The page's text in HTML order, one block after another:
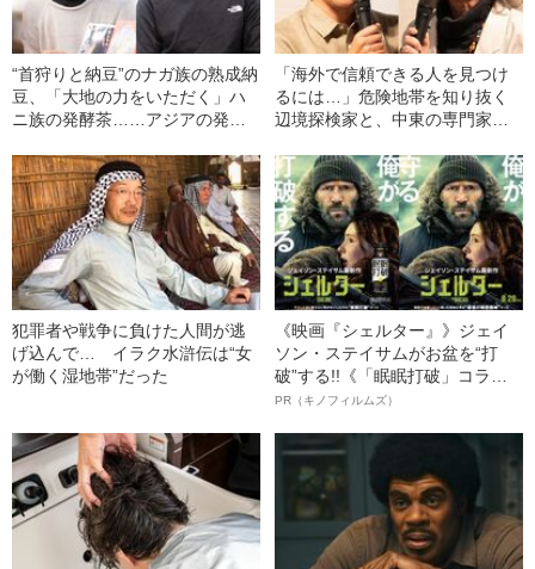
“首狩りと納豆”のナガ族の熟成納
豆、「大地の力をいただく」ハ
ニ族の発酵茶……アジアの発酵
「海外で信頼できる人を見つけ
るには…」危険地帯を知り抜く
辺境探検家と、中東の専門家が
犯罪者や戦争に負けた人間が逃
げ込んで… イラク水滸伝は“女
が働く湿地帯”だった
《映画『シェルター』》ジェイ
ソン・ステイサムがお盆を“打
破”する!!《「眠眠打破」コラ
ボ》
PR（キノフィルムズ）